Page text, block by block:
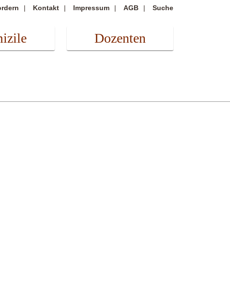
Kontakt Impressum AGB Suche
Dozenten